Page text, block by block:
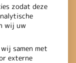
zodat deze
wij uw
samen met
externe